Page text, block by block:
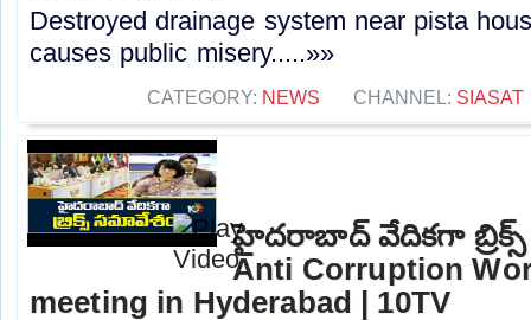
Destroyed drainage system near pista
causes public misery.....»»
CATEGORY: NEWS CHANNEL: SIASAT
హైదరాబాద్ వేదికగా బ్రిక్స్
Anti Corruption
meeting in Hyderabad | 10TV